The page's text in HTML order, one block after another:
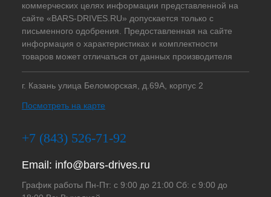
коммерческих целях информации представленной на
сайте «BARS-DRIVES.RU» допускается только с
письменного одобрения. Предоставленная на сайте
информация о характеристиках и комплектности
товаров может отличаться от данных производителя
г. Казань улица Беломорская, д.69А, корпус 2
Посмотреть на карте
+7 (843) 526-71-92
Email: info@bars-drives.ru
График работы Пн-Пт: с 9:00 до 21:00 Сб: с 9:00 до